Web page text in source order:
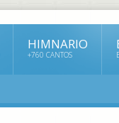
HIMNARIO
+760 CANTOS